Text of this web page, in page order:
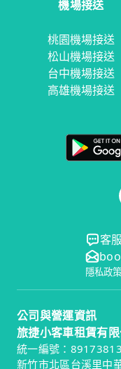
機場接送
桃園機場接送
松山機場接送
台中機場接送
高雄機場接送
客
隱私政策
公司與營運資訊
旅捷小客車租賃有
統一編號：
新竹市北區台溪里中